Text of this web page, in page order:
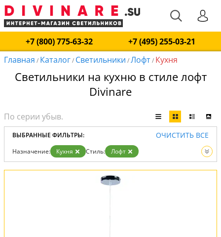
+7 (800) 775-63-32
+7 (495) 255-03-21
Главная / Каталог/ Светильники /Лофт/ Кухня
Светильники на кухню в стиле лофт
Divinare
ВЫБРАННЫЕ ФИЛЬТРЫ: ОЧИСТИТЬ ВСЕ
Назначение: Кухня Стиль:
Лофт
Вид:
Светильники